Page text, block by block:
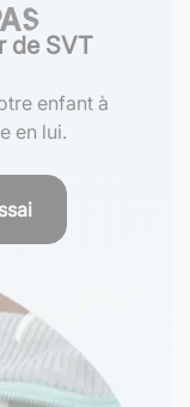
de SVT
enfant à
en lui.